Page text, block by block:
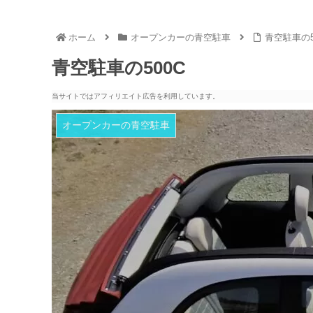
ホーム オープンカーの青空駐車 青空駐車の
青空駐車の500C
当サイトではアフィリエイト広告を利用しています。
オープンカーの青空駐車